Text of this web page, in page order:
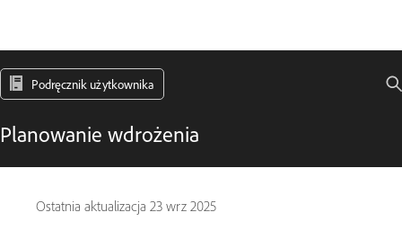
Podręcznik użytkownika
Planowanie wdrożenia
Ostatnia aktualizacja 23 wrz 2025